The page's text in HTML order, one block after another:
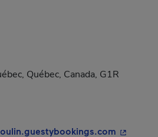
Québec, Canada, G1R
- Cet